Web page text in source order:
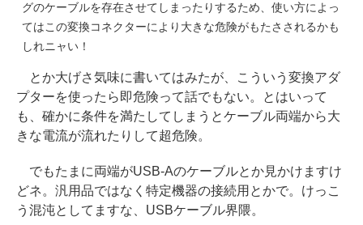
グのケーブルを存在させてしまったりするため、使い方によっ
てはこの変換コネクターにより大きな危険がもたさされるかも
しれニャい！
とか大げさ気味に書いてはみたが、こういう変換アダ
プターを使ったら即危険って話でもない。とはいって
も、確かに条件を満たしてしまうとケーブル両端から大
きな電流が流れたりして超危険。
でもたまに両端がUSB-Aのケーブルとか見かけますけ
どネ。汎用品ではなく特定機器の接続用とかで。けっこ
う混沌としてますな、USBケーブル界隈。